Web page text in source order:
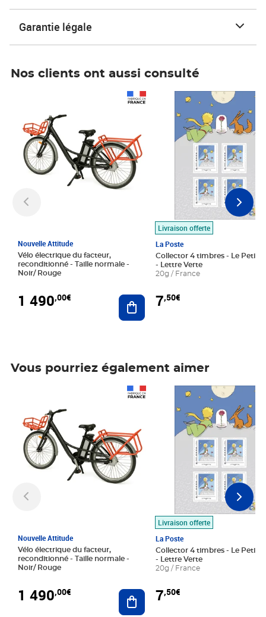
Garantie légale
Nos clients ont aussi consulté
Nouvelle Attitude
Vélo électrique du facteur,
reconditionné - Taille normale -
Noir/ Rouge
1 490,00€ Ajouter au panier
Livraison offerte
La Poste
Collector 4 timbres - Le Petit
- Lettre Verte
20g / France
7,50€
Prix 7,50€
Vous pourriez également aimer
Nouvelle Attitude
Vélo électrique du facteur,
reconditionné - Taille normale -
Noir/ Rouge
1 490,00€ Ajouter au panier
Livraison offerte
La Poste
Collector 4 timbres - Le Petit
- Lettre Verte
20g / France
7,50€
Prix 7,50€